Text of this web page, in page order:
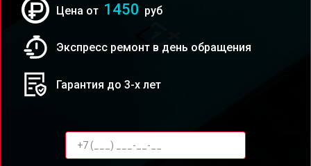
Цена от 1450 руб
Экспресс ремонт в день обращения
Гарантия до 3-х лет